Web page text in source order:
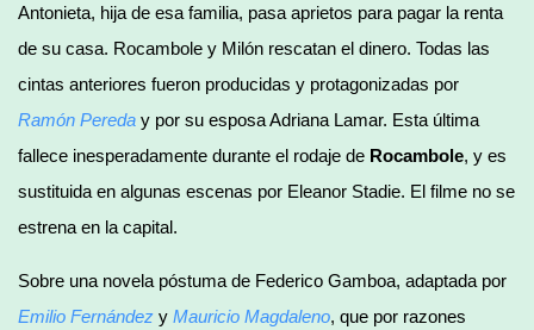
Antonieta, hija de esa familia, pasa aprietos para pagar la renta
de su casa. Rocambole y Milón rescatan el dinero. Todas las
cintas anteriores fueron producidas y protagonizadas por
Ramón Pereda y por su esposa Adriana Lamar. Esta última
fallece inesperadamente durante el rodaje de Rocambole, y es
sustituida en algunas escenas por Eleanor Stadie. El filme no se
estrena en la capital.
Sobre una novela póstuma de Federico Gamboa, adaptada por
Emilio Fernández y Mauricio Magdaleno, que por razones